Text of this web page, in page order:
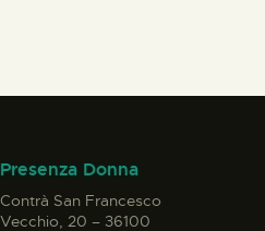
Presenza Donna
Contrà San Francesco
Vecchio, 20 – 36100